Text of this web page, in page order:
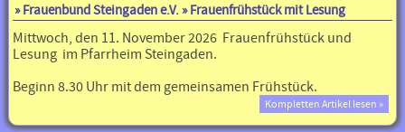
»Frauenbund Steingaden e.V. » Frauenfrühstück mit Lesung
Mittwoch, den 11. November 2026 Frauenfrühstück und
Lesung im Pfarrheim Steingaden.
Beginn 8.30 Uhr mit dem gemeinsamen Frühstück.
Kompletten Artikel lesen »